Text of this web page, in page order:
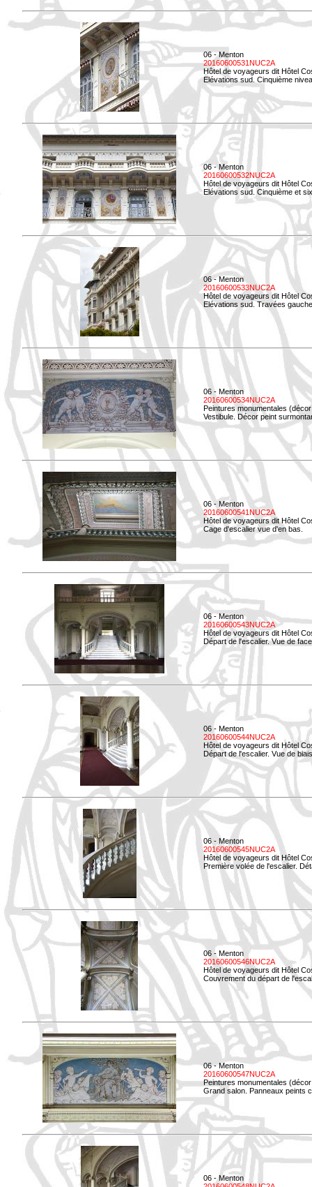
06 - Menton
20160600531NUC2A
Hôtel de voyageurs dit Hôtel
Elévations sud. Cinquième
06 - Menton
20160600532NUC2A
Hôtel de voyageurs dit Hôtel
Elévations sud. Cinquième et
06 - Menton
20160600533NUC2A
Hôtel de voyageurs dit Hôtel
Elévations sud. Travées
06 - Menton
20160600534NUC2A
Peintures monumentales
Vestibule. Décor peint
06 - Menton
20160600541NUC2A
Hôtel de voyageurs dit Hôtel
Cage d'escalier vue d'en bas.
06 - Menton
20160600543NUC2A
Hôtel de voyageurs dit Hôtel
Départ de l'escalier. Vue de
06 - Menton
20160600544NUC2A
Hôtel de voyageurs dit Hôtel
Départ de l'escalier. Vue de
06 - Menton
20160600545NUC2A
Hôtel de voyageurs dit Hôtel
Première volée de l'escalier.
06 - Menton
20160600546NUC2A
Hôtel de voyageurs dit Hôtel
Couvrement du départ de
06 - Menton
20160600547NUC2A
Peintures monumentales
Grand salon. Panneaux peints
06 - Menton